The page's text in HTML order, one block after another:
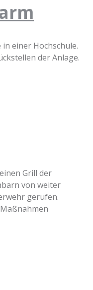
einer Hochschule.
der Anlage.
Grill der
von weiter
gerufen.